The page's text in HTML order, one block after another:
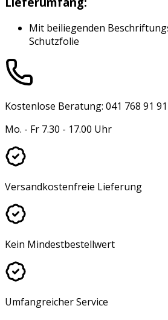
Mit beiliegenden
Schutzfolie
Kostenlose Beratung: 041 768 91 91
Mo. - Fr 7.30 - 17.00 Uhr
Versandkostenfreie Lieferung
Kein Mindestbestellwert
Umfangreicher Service